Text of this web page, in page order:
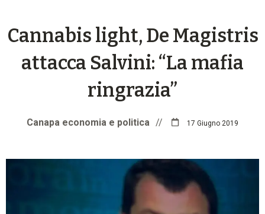
Cannabis light, De Magistris
attacca Salvini: “La mafia
ringrazia”
Canapa economia e politica // 17 Giugno 2019